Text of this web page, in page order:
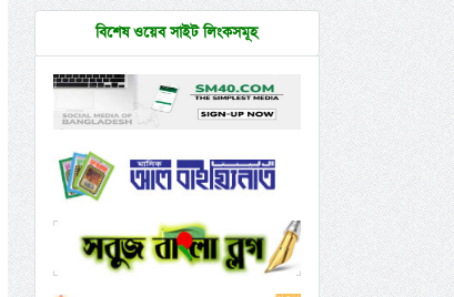
বিশেষ ওয়েব সাইট লিংকসমূহ